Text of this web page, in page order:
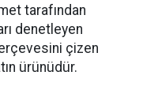
tarafından
denetleyen
çizen
ürünüdür.